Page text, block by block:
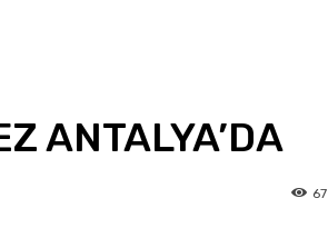
ANTALYA’DA
67